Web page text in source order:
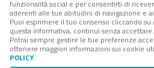
funzionalità social e per consentirti di
aderenti alle tue abitudini di navigazione e
Puoi esprimere il tuo consenso cliccando su
questa informativa, continui senza accettare.
Potrai sempre gestire le tue preferenze
ottenere maggiori informazioni sui cookie
POLICY.